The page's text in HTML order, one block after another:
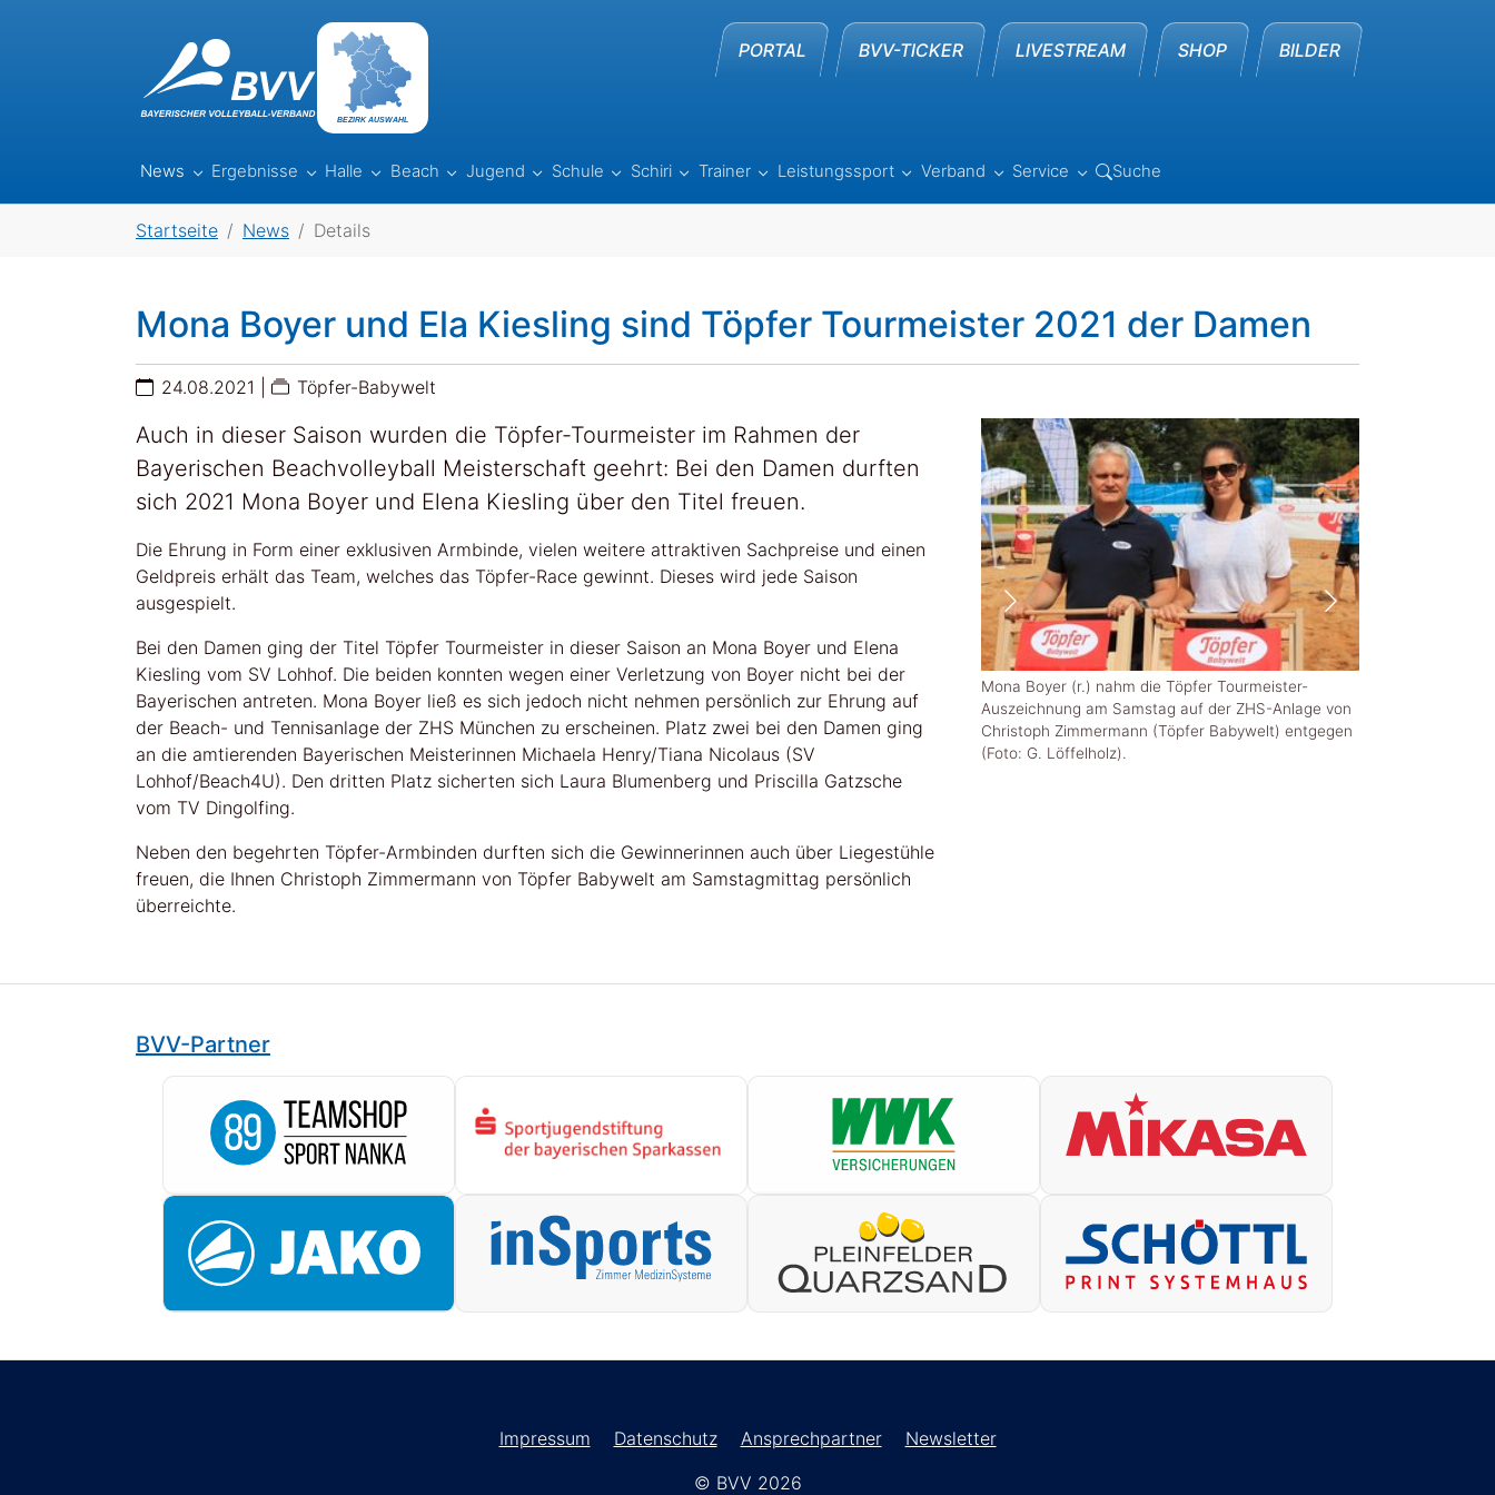
BEZIRK AUSWAHL
PORTAL BVV-TICKER LIVESTREAM SHOP BILDER
News Submenu for "News"
Ergebnisse Submenu for "Ergebnisse"
Halle Submenu for "Halle"
Beach Submenu for "Beach"
Jugend Submenu for "Jugend"
Schule Submenu for "Schule"
Schiri Submenu for "Schiri"
Trainer Submenu for "Trainer"
Leistungssport Submenu for "Leistungssport"
Verband Submenu for "Verband"
Service Submenu for "Service"
Suche
Startseite News Details
Mona Boyer und Ela Kiesling sind Töpfer Tourmeister 2021 der Damen
24.08.2021 Töpfer-Babywelt
Auch in dieser Saison wurden die Töpfer-Tourmeister im Rahmen der
Bayerischen Beachvolleyball Meisterschaft geehrt: Bei den Damen durften
sich 2021 Mona Boyer und Elena Kiesling über den Titel freuen.
Die Ehrung in Form einer exklusiven Armbinde, vielen weitere attraktiven Sachpreise und einen
Geldpreis erhält das Team, welches das Töpfer-Race gewinnt. Dieses wird jede Saison
ausgespielt.
Bei den Damen ging der Titel Töpfer Tourmeister in dieser Saison an Mona Boyer und Elena
Kiesling vom SV Lohhof. Die beiden konnten wegen einer Verletzung von Boyer nicht bei der
Bayerischen antreten. Mona Boyer ließ es sich jedoch nicht nehmen persönlich zur Ehrung auf
der Beach- und Tennisanlage der ZHS München zu erscheinen. Platz zwei bei den Damen ging
an die amtierenden Bayerischen Meisterinnen Michaela Henry/Tiana Nicolaus (SV
Lohhof/Beach4U). Den dritten Platz sicherten sich Laura Blumenberg und Priscilla Gatzsche
vom TV Dingolfing.
Neben den begehrten Töpfer-Armbinden durften sich die Gewinnerinnen auch über Liegestühle
freuen, die Ihnen Christoph Zimmermann von Töpfer Babywelt am Samstagmittag persönlich
überreichte.
Mona Boyer (r.) nahm die Töpfer Tourmeister-
Auszeichnung am Samstag auf der ZHS-Anlage von
Christoph Zimmermann (Töpfer Babywelt) entgegen
(Foto: G. Löffelholz).
BVV-Partner
Impressum Datenschutz Ansprechpartner
Newsletter
© BVV 2026